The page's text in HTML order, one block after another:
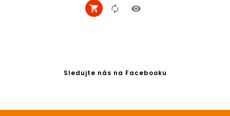
Sledujte nás na Facebooku